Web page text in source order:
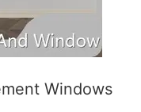
Windows